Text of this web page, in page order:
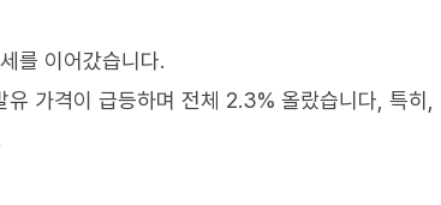
를 이어갔습니다.
가격이 급등하며 전체 2.3% 올랐습니다, 특히,